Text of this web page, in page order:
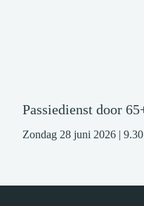
Passiedienst door
Zondag 28 juni 2026 |